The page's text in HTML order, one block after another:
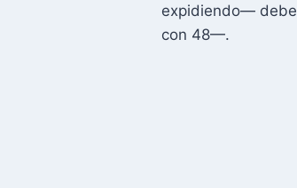
expidiendo—
con 48—.